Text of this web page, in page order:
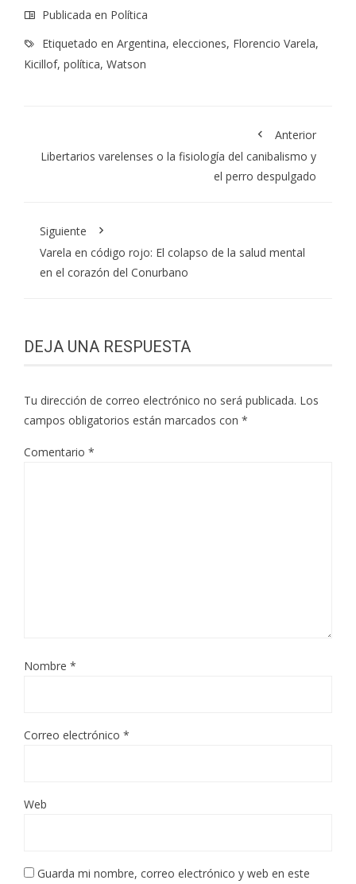
Publicada en Política
Etiquetado en Argentina, elecciones, Florencio Varela,
Kicillof, política, Watson
Anterior
Libertarios varelenses o la fisiología del canibalismo y
el perro despulgado
Siguiente
Varela en código rojo: El colapso de la salud mental
en el corazón del Conurbano
DEJA UNA RESPUESTA
Tu dirección de correo electrónico no será publicada. Los
campos obligatorios están marcados con *
Comentario *
Nombre *
Correo electrónico *
Web
Guarda mi nombre, correo electrónico y web en este